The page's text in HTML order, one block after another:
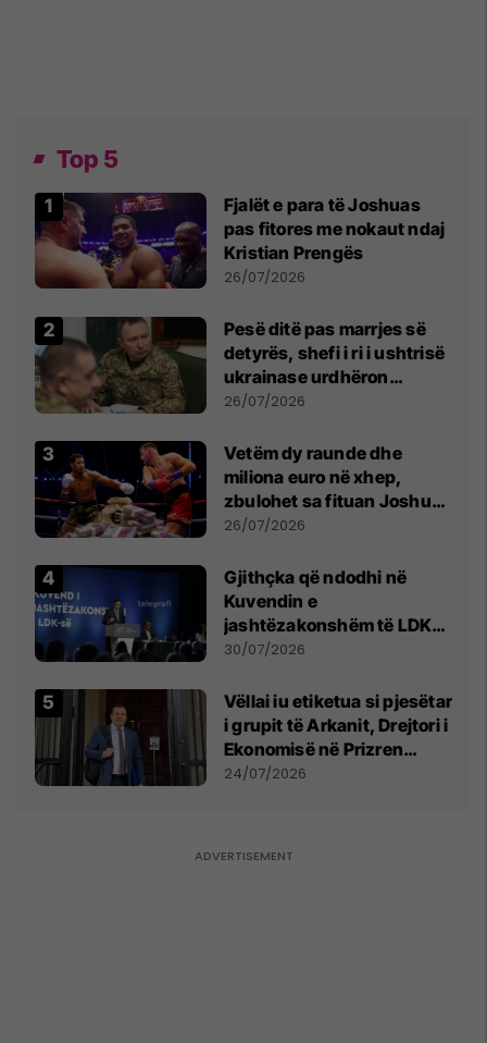
Top 5
Fjalët e para të Joshuas
pas fitores me nokaut ndaj
Kristian Prengës
26/07/2026
Pesë ditë pas marrjes së
detyrës, shefi i ri i ushtrisë
ukrainase urdhëron
kontroll të madh
26/07/2026
Vetëm dy raunde dhe
miliona euro në xhep,
zbulohet sa fituan Joshua
e Prenga
26/07/2026
Gjithçka që ndodhi në
Kuvendin e
jashtëzakonshëm të LDK-
së
30/07/2026
Vëllai iu etiketua si pjesëtar
i grupit të Arkanit, Drejtori i
Ekonomisë në Prizren
mohon pretendimet
24/07/2026